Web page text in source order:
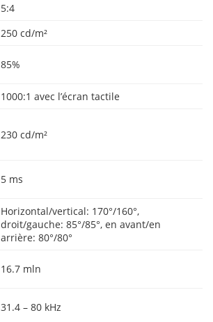
5:4
250 cd/m²
85%
1000:1 avec l’écran tactile
230 cd/m²
5 ms
Horizontal/vertical: 170°/160°,
droit/gauche: 85°/85°, en avant/en
arrière: 80°/80°
16.7 mln
31.4 – 80 kHz